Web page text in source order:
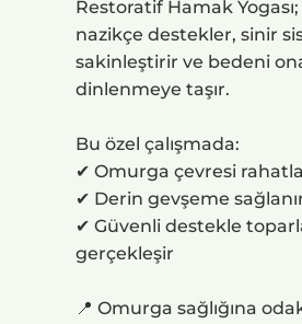
Restoratif Hamak
nazikçe destekler, sinir
sakinleştirir ve bedeni
dinlenmeye taşır.
Bu özel çalışmada:
✔ Omurga çevresi
✔ Derin gevşeme
✔ Güvenli destekle
gerçekleşir
📍 Omurga sağlığına